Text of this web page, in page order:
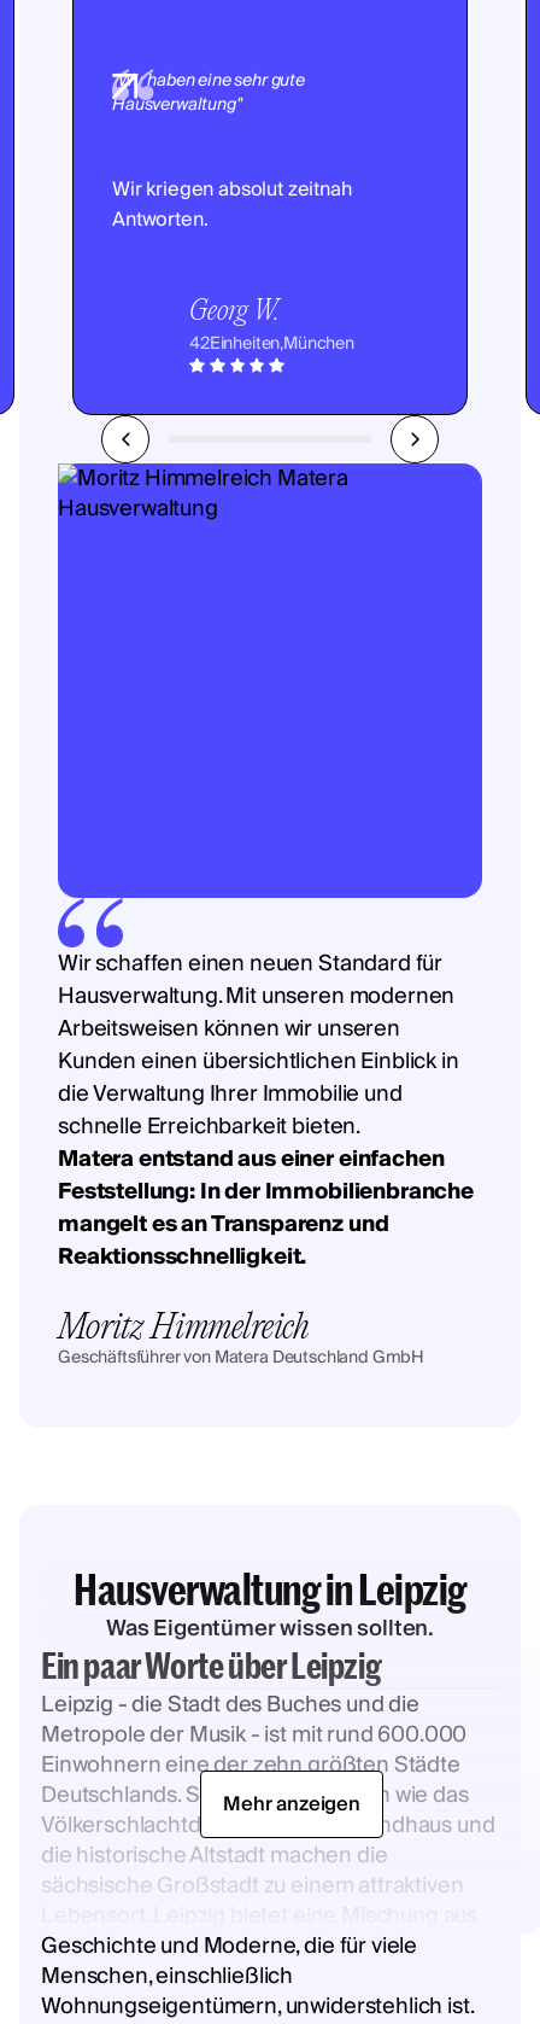
"Wir haben eine sehr gute
Hausverwaltung"
Wir kriegen absolut zeitnah
Antworten.
Georg W.
42Einheiten,München
Wir schaffen einen neuen Standard für
Hausverwaltung. Mit unseren modernen
Arbeitsweisen können wir unseren
Kunden einen übersichtlichen Einblick in
die Verwaltung Ihrer Immobilie und
schnelle Erreichbarkeit bieten.
Matera entstand aus einer einfachen
Feststellung: In der Immobilienbranche
mangelt es an Transparenz und
Reaktionsschnelligkeit.
Moritz Himmelreich
Geschäftsführer von Matera Deutschland GmbH
Hausverwaltung in Leipzig
Was Eigentümer wissen sollten.
Ein paar Worte über Leipzig
Leipzig - die Stadt des Buches und die
Metropole der Musik - ist mit rund 600.000
Einwohnern eine der zehn größten Städte
Deutschlands. Sehenswürdigkeiten wie das
Völkerschlachtdenkmal, das Gewandhaus und
die historische Altstadt machen die
sächsische Großstadt zu einem attraktiven
Geschichte und Moderne, die für viele
Menschen, einschließlich
Wohnungseigentümern, unwiderstehlich ist.
Mehr anzeigen